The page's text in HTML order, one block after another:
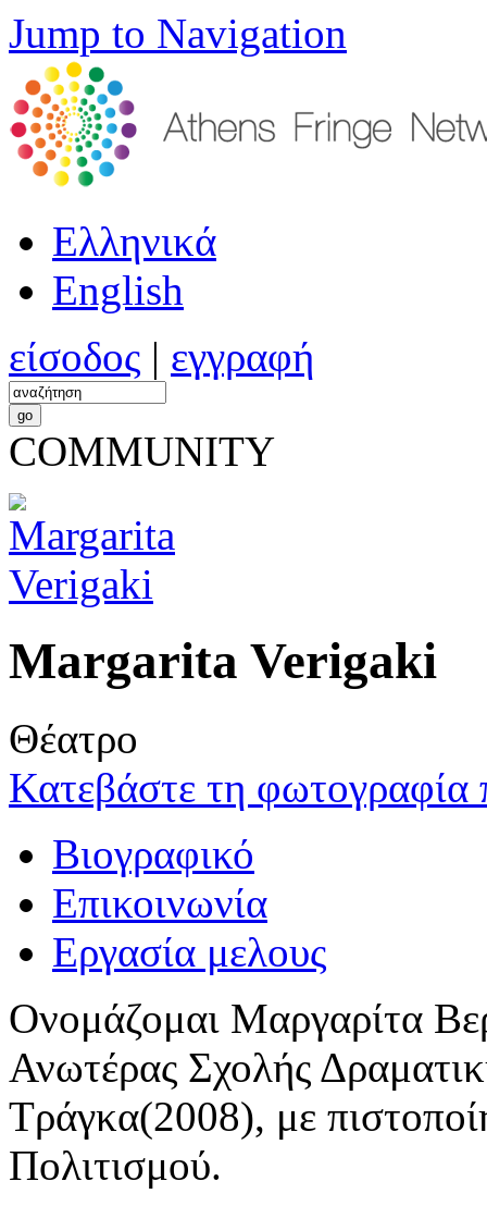
Jump to Navigation
Ελληνικά
English
είσοδος | εγγραφή
COMMUNITY
Margarita Verigaki
Θέατρο
Κατεβάστε τη φωτογραφία
Βιογραφικό
Επικοινωνία
Εργασία μελους
Ονομάζομαι Μαργαρίτα
Ανωτέρας Σχολής
Τράγκα(2008), με
Πολιτισμού.